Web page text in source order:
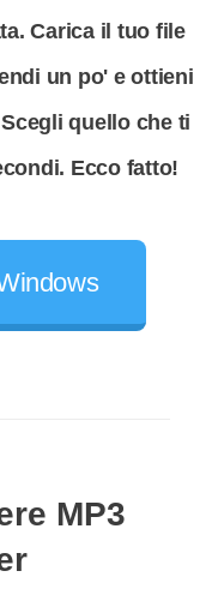
Carica il tuo file
un po' e ottieni
quello che ti
Ecco fatto!
MP3